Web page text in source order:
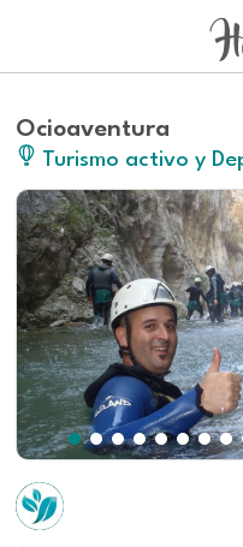
Ocioaventura
Turismo activo y